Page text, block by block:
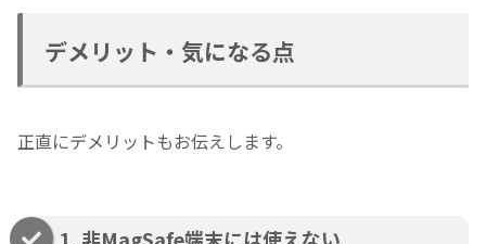
デメリット・気になる点
正直にデメリットもお伝えします。